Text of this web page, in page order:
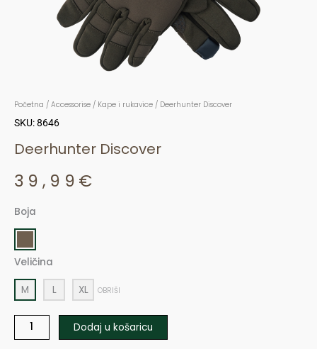
Početna / Accessorise / Kape i rukavice / Deerhunter Discover
SKU: 8646
Deerhunter Discover
39,99 €
Boja
Veličina
M L XL OBRIŠI
Deerhunter
količina
Dodaj u košaricu